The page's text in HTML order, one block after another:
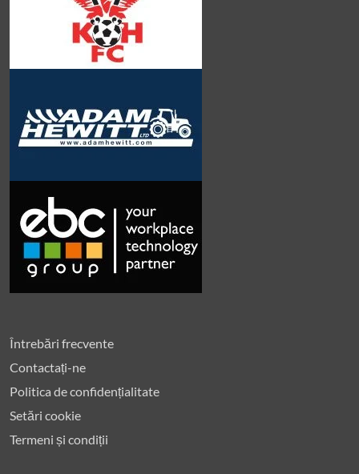
Întrebări frecvente
Contactați-ne
Politica de confidențialitate
Setări cookie
Termeni și condiții